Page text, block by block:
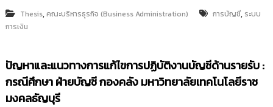
Thesis,คณะบริหารธุรกิจ (Business Administration) การบัญชี, ระบบ
การเงิน
ปัญหาและแนวทางการแก้ไขการปฏิบัติงานบัญชีด้านรายรับ :
กรณีศึกษา ฝ่ายบัญชี กองคลัง มหาวิทยาลัยเทคโนโลยีราช
มงคลธัญบุรี